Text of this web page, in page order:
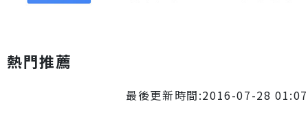
熱門推薦
最後更新時間:2016-07-28 01:07